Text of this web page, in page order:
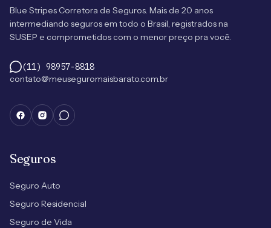
Blue Stripes Corretora de Seguros. Mais de 20 anos
intermediando seguros em todo o Brasil, registrados na
SUSEP e comprometidos com o menor preço pra você.
(11) 98957-8818
contato@meuseguromaisbarato.com.br
Seguros
Seguro Auto
Seguro Residencial
Seguro de Vida